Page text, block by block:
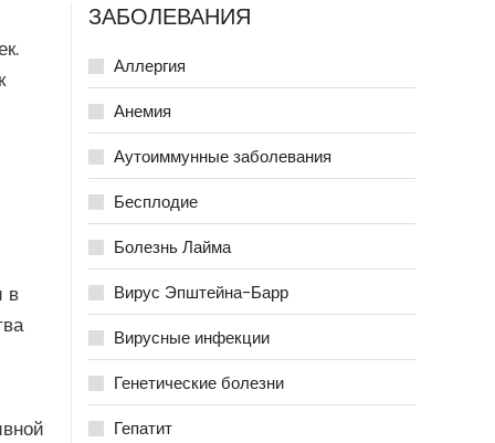
в
ЗАБОЛЕВАНИЯ
Аллергия
Анемия
Аутоиммунные заболевания
Бесплодие
Болезнь Лайма
Вирус Эпштейна-Барр
Вирусные инфекции
Генетические болезни
Гепатит